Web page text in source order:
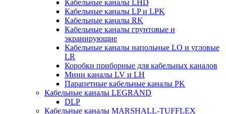
Кабельные каналы LHD
Кабельные каналы LP и LPK
Кабельные каналы RK
Кабельные каналы грунтовые и
экранирующие
Кабельные каналы напольные LO и угловые
LR
Коробки приборные для кабельных каналов
Мини каналы LV и LH
Парапетные кабельные каналы PK
Кабельные каналы LEGRAND
DLP
Кабельные каналы MARSHALL-TUFFLEX